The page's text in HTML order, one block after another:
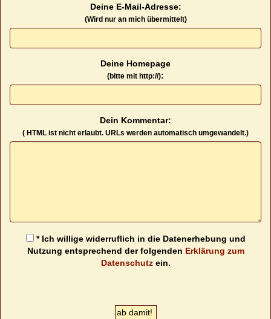
Deine E-Mail-Adresse:
(Wird nur an mich übermittelt)
Deine Homepage
(bitte mit http://):
Dein Kommentar:
( HTML ist nicht erlaubt. URLs werden automatisch umgewandelt.)
* Ich willige widerruflich in die Datenerhebung und
Nutzung entsprechend der folgenden Erklärung zum
Datenschutzein.